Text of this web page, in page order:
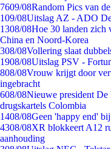
7609/08Random Pics van
109/08Uitslag AZ - ADO
1308/08Hoe 30 landen zich
China en Noord-Korea
308/08Vollering slaat
1908/08Uitslag PSV -
808/08Vrouw krijgt door
ingebracht
608/08Nieuwe president De
drugskartels Colombia
1408/08Geen 'happy end'
4308/08XR blokkeert A12
aanhouding